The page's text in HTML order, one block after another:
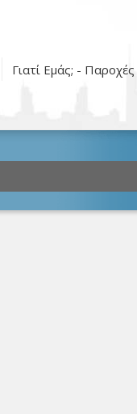
Γιατί Εμάς; - Παροχές